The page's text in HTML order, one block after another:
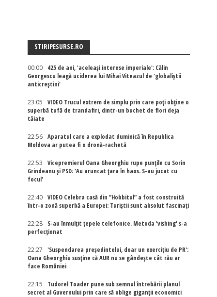
STIRIPESURSE.RO
00:00
425 de ani, 'aceleași interese imperiale': Călin
Georgescu leagă uciderea lui Mihai Viteazul de 'globaliștii
anticreștini'
23:05
VIDEO Trucul extrem de simplu prin care poți obține o
superbă tufă de trandafiri, dintr-un buchet de flori deja
tăiate
22:56
Aparatul care a explodat duminică în Republica
Moldova ar putea fi o dronă-rachetă
22:53
Vicepremierul Oana Gheorghiu rupe punțile cu Sorin
Grindeanu și PSD: 'Au aruncat țara în haos. S-au jucat cu
focul'
22:40
VIDEO Celebra casă din ”Hobbitul” a fost construită
într-o zonă superbă a Europei: Turiștii sunt absolut fascinați
22:28
S-au înmulțit țepele telefonice. Metoda 'vishing' s-a
perfecționat
22:27
'Suspendarea președintelui, doar un exercițiu de PR':
Oana Gheorghiu susține că AUR nu se gândește cât rău ar
face României
22:15
Tudorel Toader pune sub semnul întrebării planul
secret al Guvernului prin care să oblige giganții economici